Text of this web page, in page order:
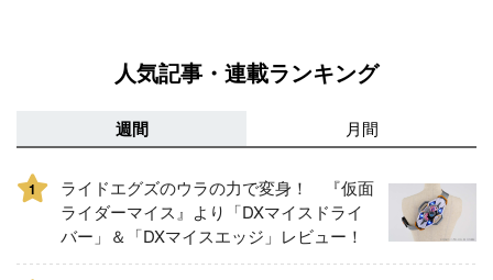
人気記事・連載ランキング
週間 月間
1
ライドエグズのウラの力で変身！ 『仮面
ライダーマイス』より「DXマイスドライ
バー」＆「DXマイスエッジ」レビュー！